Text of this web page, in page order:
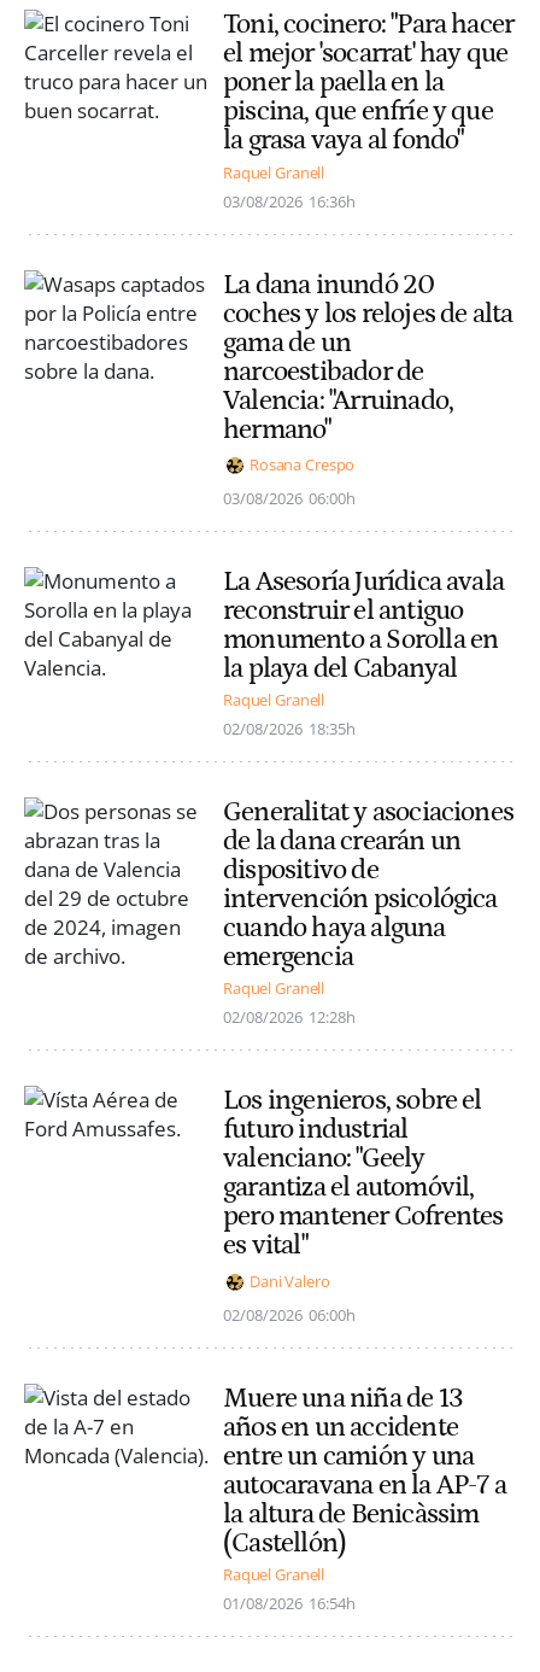
Toni, cocinero: "Para hacer
el mejor 'socarrat' hay que
poner la paella en la
piscina, que enfríe y que
la grasa vaya al fondo"
Raquel Granell
03/08/2026 16:36h
La dana inundó 20
coches y los relojes de alta
gama de un
narcoestibador de
Valencia: "Arruinado,
hermano"
Rosana Crespo
03/08/2026 06:00h
La Asesoría Jurídica avala
reconstruir el antiguo
monumento a Sorolla en
la playa del Cabanyal
Raquel Granell
02/08/2026 18:35h
Generalitat y asociaciones
de la dana crearán un
dispositivo de
intervención psicológica
cuando haya alguna
emergencia
Raquel Granell
02/08/2026 12:28h
Los ingenieros, sobre el
futuro industrial
valenciano: "Geely
garantiza el automóvil,
pero mantener Cofrentes
es vital"
Dani Valero
02/08/2026 06:00h
Muere una niña de 13
años en un accidente
entre un camión y una
autocaravana en la AP-7 a
la altura de Benicàssim
(Castellón)
Raquel Granell
01/08/2026 16:54h